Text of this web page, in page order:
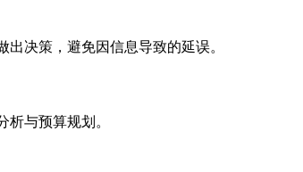
决策，避免因信息导致的延误。
与预算规划。